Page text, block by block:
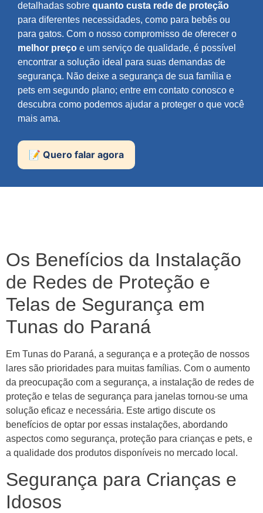
detalhadas sobre quanto custa rede de proteção
para diferentes necessidades, como para bebês ou
para gatos. Com o nosso compromisso de oferecer o
melhor preço e um serviço de qualidade, é possível
encontrar a solução ideal para suas demandas de
segurança. Não deixe a segurança de sua família e
pets em segundo plano; entre em contato conosco e
descubra como podemos ajudar a proteger o que você
mais ama.
📝 Quero falar agora
Os Benefícios da Instalação
de Redes de Proteção e
Telas de Segurança em
Tunas do Paraná
Em Tunas do Paraná, a segurança e a proteção de nossos
lares são prioridades para muitas famílias. Com o aumento
da preocupação com a segurança, a instalação de redes de
proteção e telas de segurança para janelas tornou-se uma
solução eficaz e necessária. Este artigo discute os
benefícios de optar por essas instalações, abordando
aspectos como segurança, proteção para crianças e pets, e
a qualidade dos produtos disponíveis no mercado local.
Segurança para Crianças e
Idosos